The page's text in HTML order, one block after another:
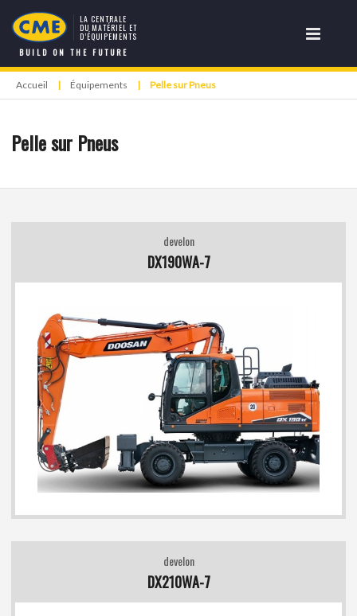
LA CENTRALE
DU MATÉRIEL ET
D’ÉQUIPEMENTS
BUILD ON THE FUTURE
Accueil | Équipements | Pelle sur Pneus
Pelle sur Pneus
develon
DX190WA-7
develon
DX210WA-7